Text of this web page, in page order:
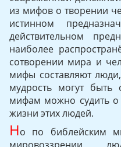
из мифов о творении
истинном
действительном
наиболее
сотворении мира и
мифы составляют
мудрость могут
мифам можно судить о
жизни этих людей.
Но по библейским